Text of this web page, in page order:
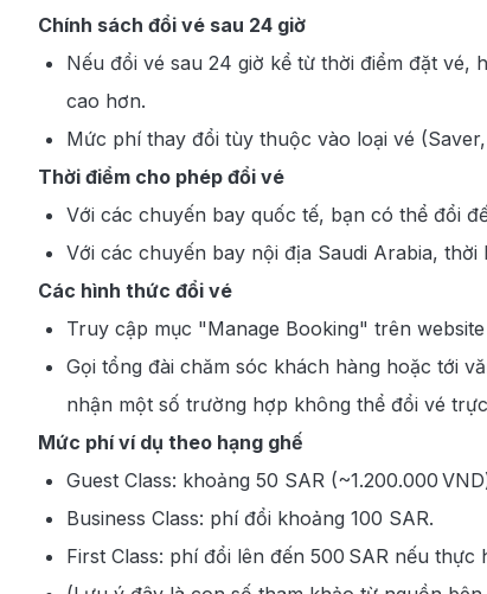
Chính sách đổi vé sau 24 giờ
Nếu đổi vé sau 24 giờ kể từ thời điểm đặt
cao hơn.
Mức phí thay đổi tùy thuộc vào loại vé
Thời điểm cho phép đổi vé
Với các chuyến bay quốc tế, bạn có thể đổi
Với các chuyến bay nội địa Saudi Arabia,
Các hình thức đổi vé
Truy cập mục "Manage Booking" trên
Gọi tổng đài chăm sóc khách hàng hoặc tới
nhận một số trường hợp không thể đổi vé
Mức phí ví dụ theo hạng ghế
Guest Class: khoảng 50 SAR (~1.200.000
Business Class: phí đổi khoảng 100 SAR.
First Class: phí đổi lên đến 500 SAR nếu thực